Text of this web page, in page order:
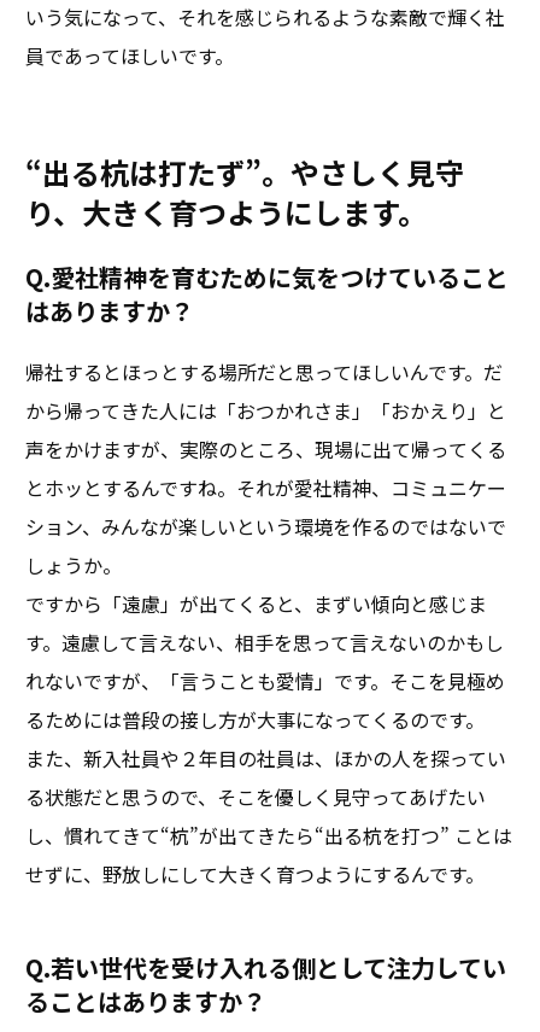
いう気になって、それを感じられるような素敵で輝く社
員であってほしいです。
“出る杭は打たず”。やさしく見守
り、大きく育つようにします。
Q.愛社精神を育むために気をつけていること
はありますか？
帰社するとほっとする場所だと思ってほしいんです。だ
から帰ってきた人には「おつかれさま」「おかえり」と
声をかけますが、実際のところ、現場に出て帰ってくる
とホッとするんですね。それが愛社精神、コミュニケー
ション、みんなが楽しいという環境を作るのではないで
しょうか。
ですから「遠慮」が出てくると、まずい傾向と感じま
す。遠慮して言えない、相手を思って言えないのかもし
れないですが、「言うことも愛情」です。そこを見極め
るためには普段の接し方が大事になってくるのです。
また、新入社員や２年目の社員は、ほかの人を探ってい
る状態だと思うので、そこを優しく見守ってあげたい
し、慣れてきて“杭”が出てきたら“出る杭を打つ” ことは
せずに、野放しにして大きく育つようにするんです。
Q.若い世代を受け入れる側として注力してい
ることはありますか？